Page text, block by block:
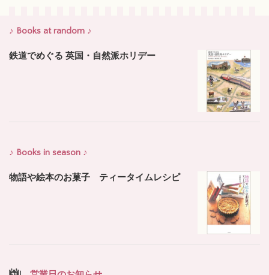
♪ Books at random ♪
鉄道でめぐる 英国・自然派ホリデー
♪ Books in season ♪
物語や絵本のお菓子 ティータイムレシピ